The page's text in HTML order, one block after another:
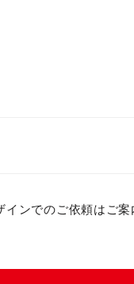
インでのご依頼はご案